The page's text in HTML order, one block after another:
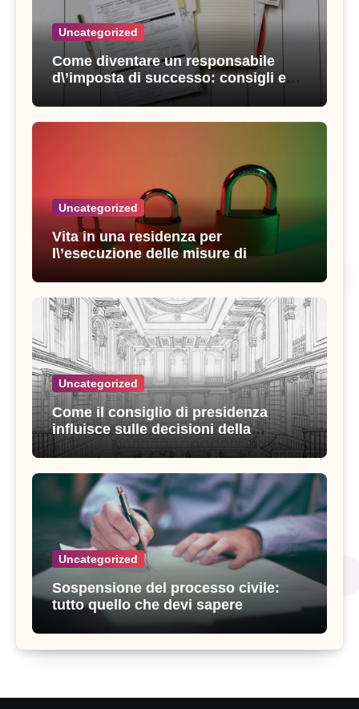
Uncategorized
Come diventare un responsabile
d\’imposta di successo: consigli e
strategie vincenti
Uncategorized
Vita in una residenza per
l\’esecuzione delle misure di
Uncategorized
Come il consiglio di presidenza
influisce sulle decisioni della
giustizia amministrativa
Uncategorized
Sospensione del processo civile:
tutto quello che devi sapere